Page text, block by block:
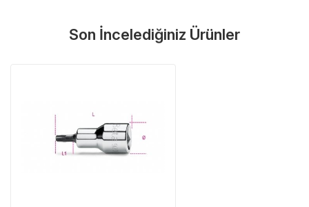
Tüm ürünlerimiz üretici firma garantisi altındadır. Size en yakın
Üretici Garantisi
Orijinal garanti belgeli ürünler
Yaygın Servis Ağı
Yorum Yaz
Son İncelediğiniz Ürünler